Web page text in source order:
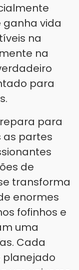
ganha vida
na
na
para
para
as partes
de
transforma
enormes
fofinhos e
uma
Cada
planejado